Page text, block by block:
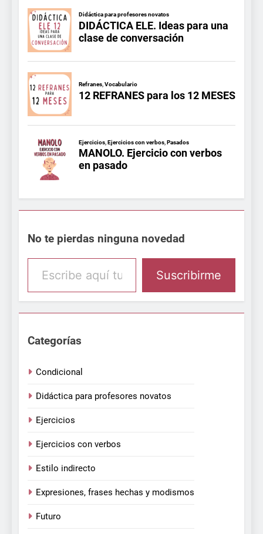
No te pierdas ninguna novedad
Escribe aquí tu email
Suscribirme
Categorías
Condicional
Didáctica para profesores novatos
Ejercicios
Ejercicios con verbos
Estilo indirecto
Expresiones, frases hechas y modismos
Futuro